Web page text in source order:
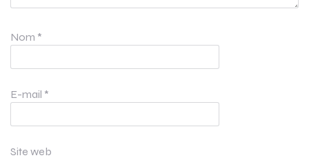
Nom *
E-mail *
Site web